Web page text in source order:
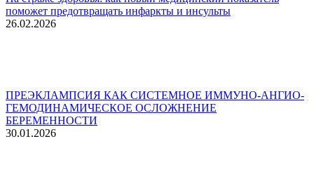
поможет предотвращать инфаркты и инсульты
26.02.2026
ПРЕЭКЛАМПСИЯ КАК СИСТЕМНОЕ ИММУНО-АНГИО-
ГЕМОДИНАМИЧЕСКОЕ ОСЛОЖНЕНИЕ
БЕРЕМЕННОСТИ
30.01.2026